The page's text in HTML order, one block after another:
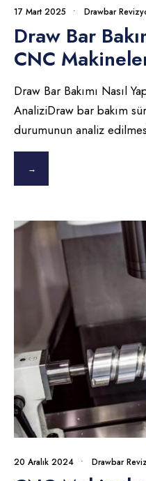
17 Mart 2025 • Drawbar
Draw Bar
CNC
Draw Bar Bakımı Nasıl
AnaliziDraw bar bakım
durumunun analiz
→
20 Aralık 2024 • Drawbar